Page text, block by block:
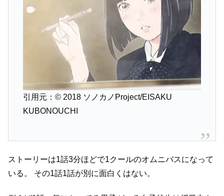
引用元：© 2018 ソノカノProject/EISAKU
KUBONOUCHI
ストーリーは1話3分ほどで1クールのオムニバスになって
いる。
その1話1話が別に面白くはない。